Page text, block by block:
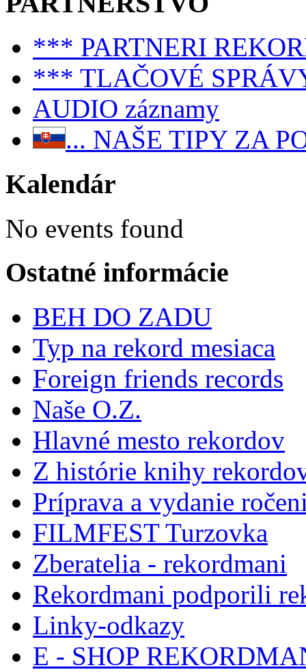
*** PARTNERI
*** TLAČOVÉ
AUDIO záznamy
... NAŠE TIPY ZA
Kalendár
No events found
Ostatné informácie
BEH DO ZADU
Typ na rekord mesiaca
Foreign friends records
Naše O.Z.
Hlavné mesto rekordov
Z histórie knihy
Príprava a vydanie
FILMFEST Turzovka
Zberatelia - rekordmani
Rekordmani podporili
Linky-odkazy
E - SHOP